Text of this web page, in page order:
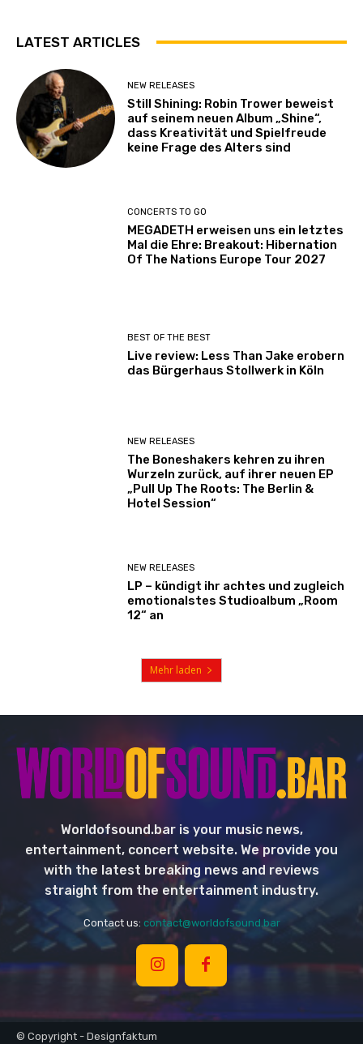
LATEST ARTICLES
NEW RELEASES
Still Shining: Robin Trower beweist
auf seinem neuen Album „Shine“,
dass Kreativität und Spielfreude
keine Frage des Alters sind
CONCERTS TO GO
MEGADETH erweisen uns ein letztes
Mal die Ehre: Breakout: Hibernation
Of The Nations Europe Tour 2027
BEST OF THE BEST
Live review: Less Than Jake erobern
das Bürgerhaus Stollwerk in Köln
NEW RELEASES
The Boneshakers kehren zu ihren
Wurzeln zurück, auf ihrer neuen EP
„Pull Up The Roots: The Berlin &
Hotel Session“
NEW RELEASES
LP – kündigt ihr achtes und zugleich
emotionalstes Studioalbum „Room
12“ an
Mehr laden
Worldofsound.bar is your music news,
entertainment, concert website. We provide you
with the latest breaking news and reviews
straight from the entertainment industry.
Contact us: contact@worldofsound.bar
© Copyright - Designfaktum